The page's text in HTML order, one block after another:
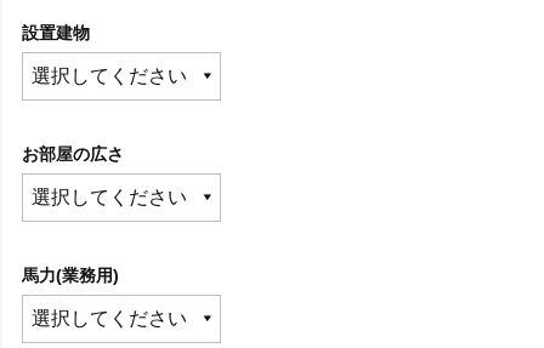
設置建物
お部屋の広さ
馬力(業務用)